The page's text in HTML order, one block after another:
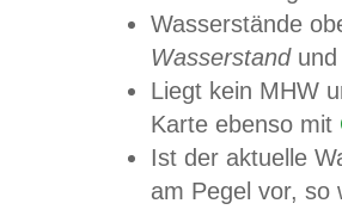
Wasserstände
Wasserstandund
Liegt kein MHW
Karte ebenso mit
Ist der aktuelle
am Pegel vor,